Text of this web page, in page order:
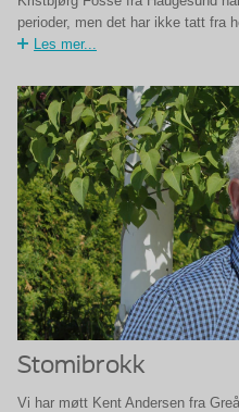
perioder, men det har ikke tatt fra
Les mer...
Stomibrokk
Vi har møtt Kent Andersen fra